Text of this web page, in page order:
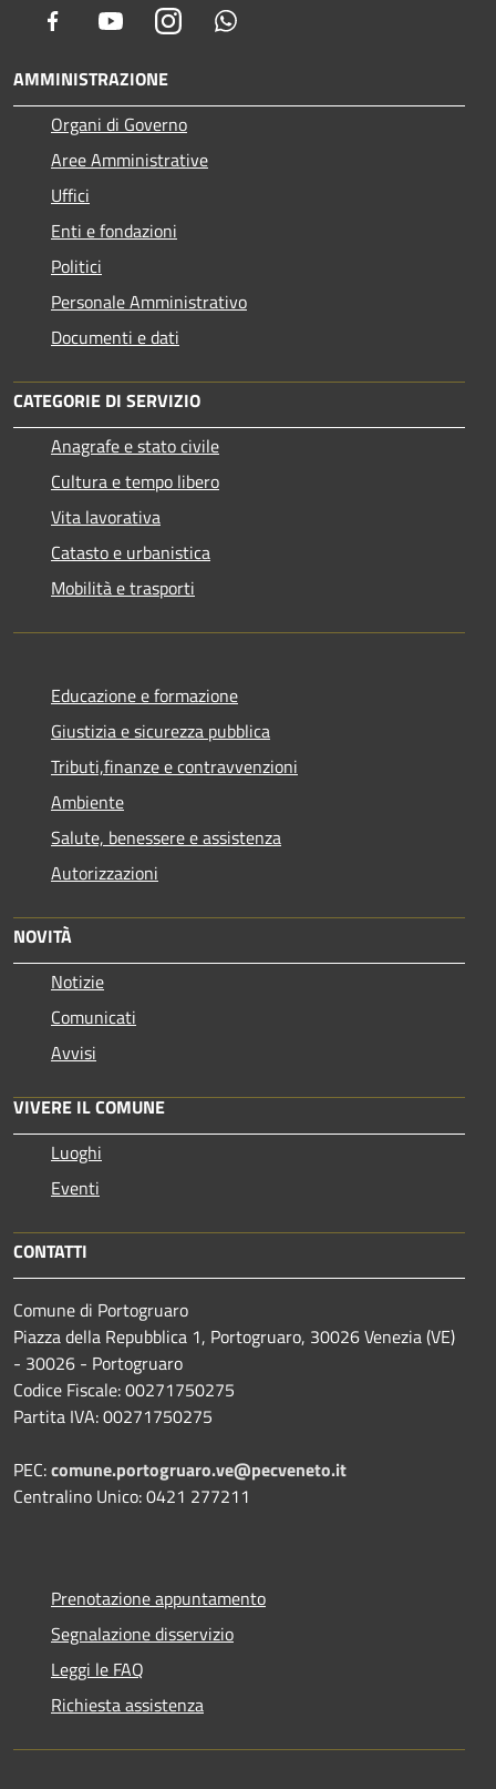
Facebook YoutubeInstagram
AMMINISTRAZIONE
Organi di Governo
Aree Amministrative
Uffici
Enti e fondazioni
Politici
Personale Amministrativo
Documenti e dati
CATEGORIE DI SERVIZIO
Anagrafe e stato civile
Cultura e tempo libero
Vita lavorativa
Catasto e urbanistica
Mobilità e trasporti
Educazione e formazione
Giustizia e sicurezza pubblica
Tributi,finanze e contravvenzioni
Ambiente
Salute, benessere e assistenza
Autorizzazioni
NOVITÀ
Notizie
Comunicati
Avvisi
VIVERE IL COMUNE
Luoghi
Eventi
CONTATTI
Comune di Portogruaro
Piazza della Repubblica 1, Portogruaro, 30026 Venezia (VE)
- 30026 - Portogruaro
Codice Fiscale: 00271750275
Partita IVA: 00271750275
PEC:comune.portogruaro.ve@pecveneto.it
Centralino Unico: 0421 277211
Prenotazione appuntamento
Segnalazione disservizio
Leggi le FAQ
Richiesta assistenza